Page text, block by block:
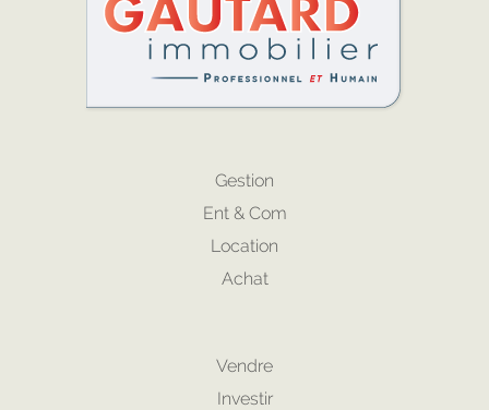
Gestion
Ent & Com
Location
Achat
Vendre
Investir